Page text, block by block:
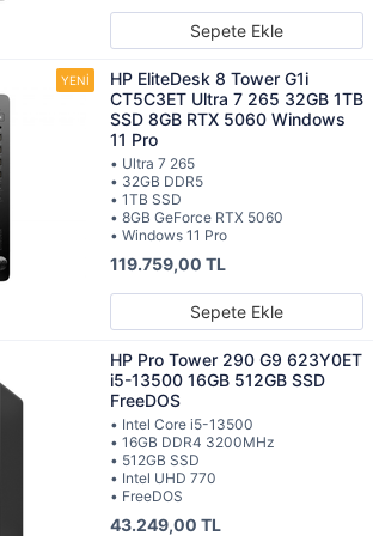
Sepete Ekle
HP EliteDesk 8 Tower G1i
CT5C3ET Ultra 7 265 32GB 1TB
SSD 8GB RTX 5060 Windows
11 Pro
• Ultra 7 265
• 32GB DDR5
• 1TB SSD
• 8GB GeForce RTX 5060
• Windows 11 Pro
119.759,00 TL
Sepete Ekle
HP Pro Tower 290 G9 623Y0ET
i5-13500 16GB 512GB SSD
FreeDOS
• Intel Core i5-13500
• 16GB DDR4 3200MHz
• 512GB SSD
• Intel UHD 770
• FreeDOS
43.249,00 TL